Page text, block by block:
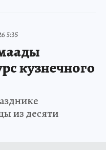
5:35
кузнечного
из десяти